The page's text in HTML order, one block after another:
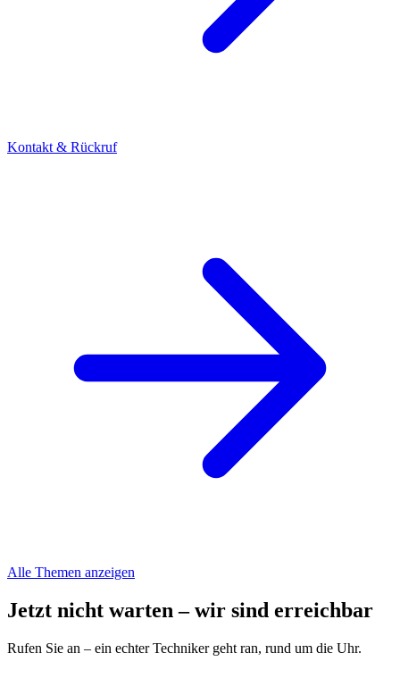
Kontakt & Rückruf
Alle Themen anzeigen
Jetzt nicht warten – wir sind erreichbar
Rufen Sie an – ein echter Techniker geht ran, rund um die Uhr.